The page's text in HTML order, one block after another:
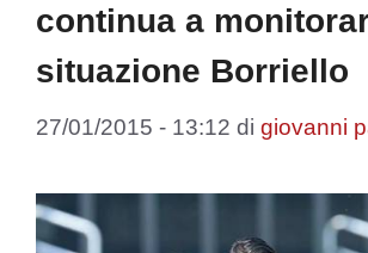
continua a
situazione Borriello
27/01/2015 - 13:12 di giovanni